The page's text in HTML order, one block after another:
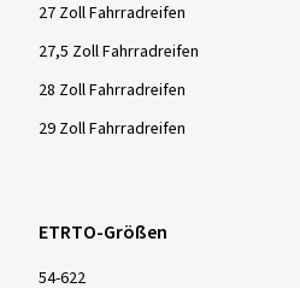
27 Zoll Fahrradreifen
27,5 Zoll Fahrradreifen
28 Zoll Fahrradreifen
29 Zoll Fahrradreifen
ETRTO-Größen
54-622